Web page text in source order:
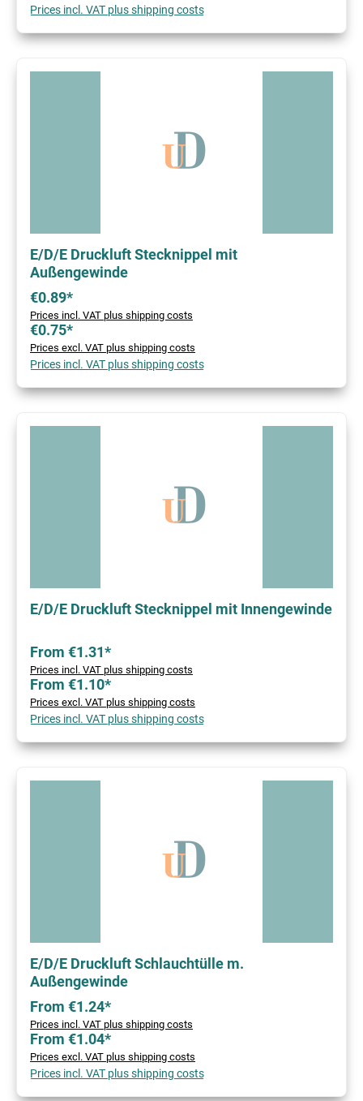
Prices incl. VAT plus shipping costs
E/D/E Druckluft Stecknippel mit
Außengewinde
€0.89*
Prices incl. VAT plus shipping costs
€0.75*
Prices excl. VAT plus shipping costs
Prices incl. VAT plus shipping costs
E/D/E Druckluft Stecknippel mit Innengewinde
From €1.31*
Prices incl. VAT plus shipping costs
From €1.10*
Prices excl. VAT plus shipping costs
Prices incl. VAT plus shipping costs
E/D/E Druckluft Schlauchtülle m.
Außengewinde
From €1.24*
Prices incl. VAT plus shipping costs
From €1.04*
Prices excl. VAT plus shipping costs
Prices incl. VAT plus shipping costs